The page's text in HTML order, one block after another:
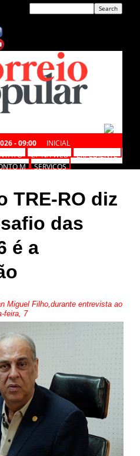
- 09:00
INICIAL
CP NA WEB
EXPEDIENTE
M
SERVIÇOS
TRE-RO diz
das
é a
Miguel Filho,durante entrevista ao
feira, 7